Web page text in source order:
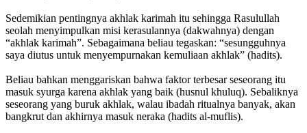
Sedemikian pentingnya akhlak karimah itu sehingga Rasulullah
seolah menyimpulkan misi kerasulannya (dakwahnya) dengan
“akhlak karimah”. Sebagaimana beliau tegaskan: “sesungguhnya
saya diutus untuk menyempurnakan kemuliaan akhlak” (hadits).
Beliau bahkan menggariskan bahwa faktor terbesar seseorang itu
masuk syurga karena akhlak yang baik (husnul khuluq). Sebaliknya
seseorang yang buruk akhlak, walau ibadah ritualnya banyak, akan
bangkrut dan akhirnya masuk neraka (hadits al-muflis).